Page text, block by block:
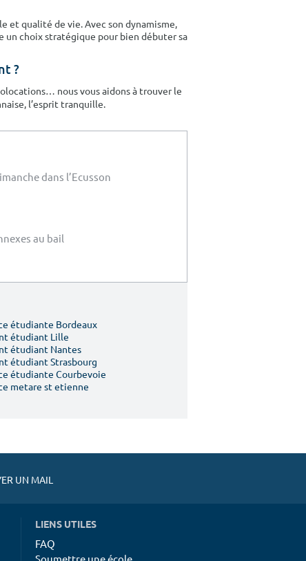
et qualité de vie. Avec son dynamisme,
un choix stratégique pour bien débuter sa
?
nous vous aidons à trouver le
l’esprit tranquille.
dans l’Ecusson
au bail
étudiante Bordeaux
étudiant Lille
étudiant Nantes
étudiant Strasbourg
étudiante Courbevoie
metare st etienne
UN MAIL
LIENS UTILES
FAQ